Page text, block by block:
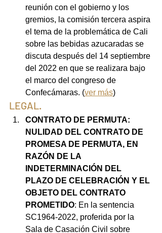
reunión con el gobierno y los
gremios, la comisión tercera aspira
el tema de la problemática de Cali
sobre las bebidas azucaradas se
discuta después del 14 septiembre
del 2022 en que se realizara bajo
el marco del congreso de
Confecámaras. (ver más)
LEGAL.
CONTRATO DE PERMUTA:
NULIDAD DEL CONTRATO DE
PROMESA DE PERMUTA, EN
RAZÓN DE LA
INDETERMINACIÓN DEL
PLAZO DE CELEBRACIÓN Y EL
OBJETO DEL CONTRATO
PROMETIDO: En la sentencia
SC1964-2022, proferida por la
Sala de Casación Civil sobre